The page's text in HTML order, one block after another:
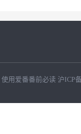
使用爱番番前必读 沪ICP